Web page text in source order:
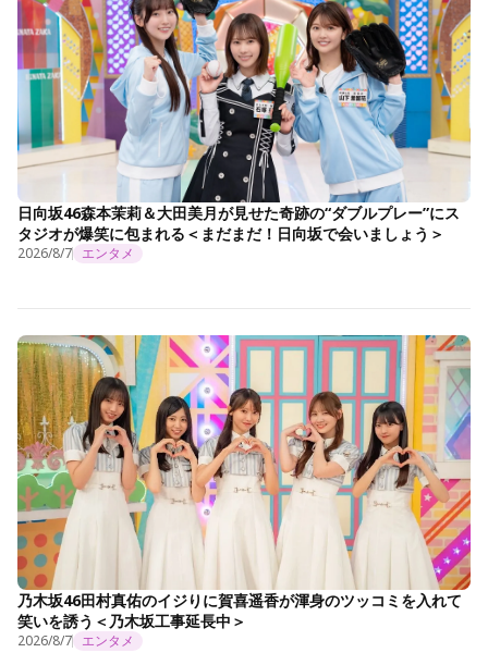
日向坂46森本茉莉＆大田美月が見せた奇跡の“ダブルプレー”にス
タジオが爆笑に包まれる＜まだまだ！日向坂で会いましょう＞
2026/8/7 エンタメ
乃木坂46田村真佑のイジりに賀喜遥香が渾身のツッコミを入れて
笑いを誘う＜乃木坂工事延長中＞
2026/8/7 エンタメ